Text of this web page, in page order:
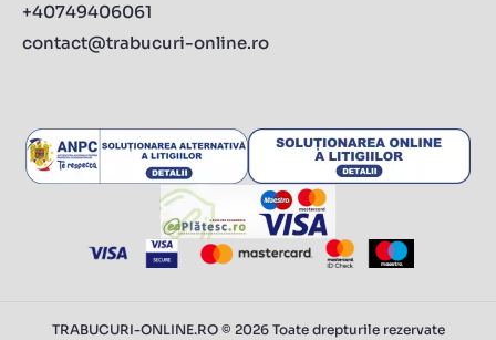
+40749406061
contact@trabucuri-online.ro
TRABUCURI-ONLINE.RO © 2026 Toate drepturile rezervate